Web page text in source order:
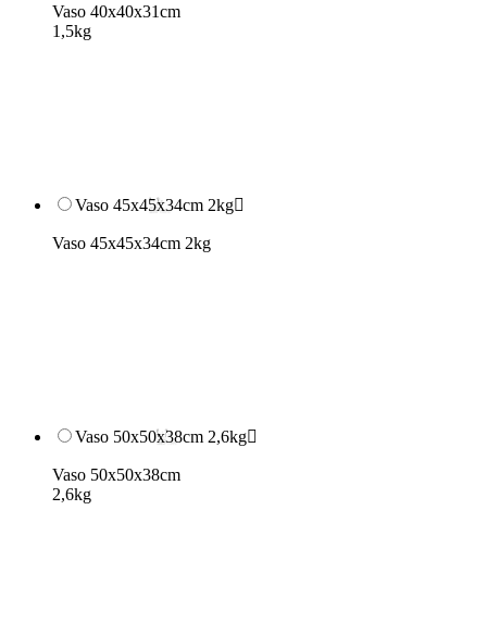
Vaso 40x40x31cm
1,5kg
Vaso 45x45x34cm 2kg
Vaso 45x45x34cm 2kg
Vaso 50x50x38cm 2,6kg
Vaso 50x50x38cm
2,6kg